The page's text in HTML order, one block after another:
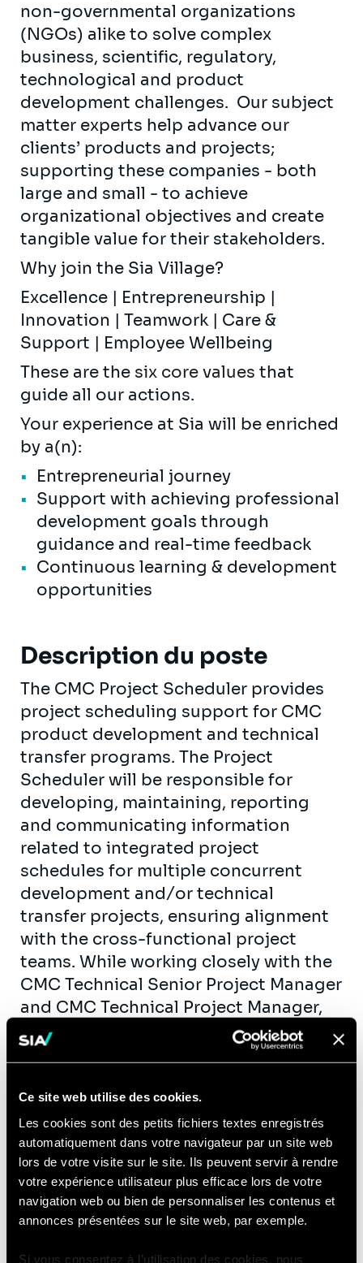
Ce site web utilise des cookies.
Les cookies sont des petits fichiers textes enregistrés
automatiquement dans votre navigateur par un site web
lors de votre visite sur le site. Ils peuvent servir à rendre
votre expérience utilisateur plus efficace lors de votre
navigation web ou bien de personnaliser les contenus et
annonces présentées sur le site web, par exemple.
Si vous consentez à l’utilisation des cookies, nous
non-governmental organizations
(NGOs) alike to solve complex
business, scientific, regulatory,
technological and product
development challenges. Our subject
matter experts help advance our
clients’ products and projects;
supporting these companies - both
large and small - to achieve
organizational objectives and create
tangible value for their stakeholders.
Why join the Sia Village?
Excellence | Entrepreneurship |
Innovation | Teamwork | Care &
Support | Employee Wellbeing
These are the six core values that
guide all our actions.
Your experience at Sia will be enriched
by a(n):
Entrepreneurial journey
Support with achieving professional
development goals through
guidance and real-time feedback
Continuous learning & development
opportunities
Description du poste
The CMC Project Scheduler provides
project scheduling support for CMC
product development and technical
transfer programs. The Project
Scheduler will be responsible for
developing, maintaining, reporting
and communicating information
related to integrated project
schedules for multiple concurrent
development and/or technical
transfer projects, ensuring alignment
with the cross-functional project
teams. While working closely with the
CMC Technical Senior Project Manager
and CMC Technical Project Manager,
this role focuses on schedule creation
and maintenance, as well as critical
timeline risk identification
using Planisware.
Responsibilities
Provide scheduling and project
support services for Sia/LBG’s clients,
including but not limited to:
Create, maintain, and update